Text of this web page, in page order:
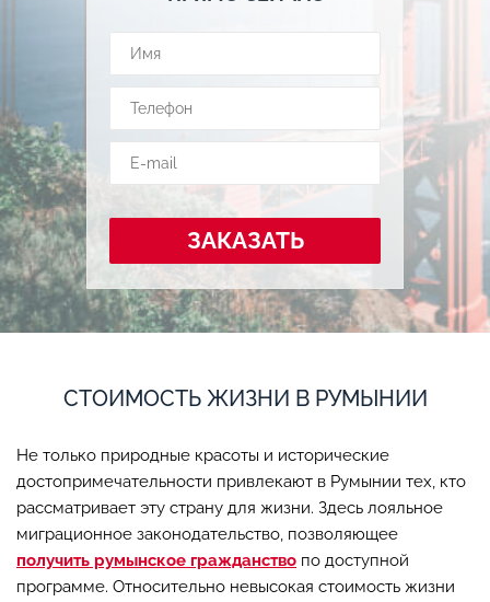
ЗАКАЗАТЬ
СТОИМОСТЬ ЖИЗНИ В РУМЫНИИ
Не только природные красоты и исторические
достопримечательности привлекают в Румынии тех, кто
рассматривает эту страну для жизни. Здесь лояльное
миграционное законодательство, позволяющее
получить румынское гражданство по доступной
программе. Относительно невысокая стоимость жизни